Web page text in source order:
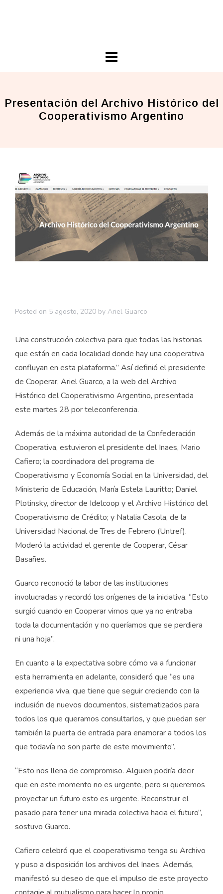
Presentación del Archivo Histórico del
Cooperativismo Argentino
Posted on 5 agosto, 2020 by Ariel Guarco
Una construcción colectiva para que todas las historias
que están en cada localidad donde hay una cooperativa
confluyan en esta plataforma.” Así definió el presidente
de Cooperar, Ariel Guarco, a la web del Archivo
Histórico del Cooperativismo Argentino, presentada
este martes 28 por teleconferencia.
Además de la máxima autoridad de la Confederación
Cooperativa, estuvieron el presidente del Inaes, Mario
Cafiero; la coordinadora del programa de
Cooperativismo y Economía Social en la Universidad, del
Ministerio de Educación, María Estela Lauritto; Daniel
Plotinsky, director de Idelcoop y el Archivo Histórico del
Cooperativismo de Crédito; y Natalia Casola, de la
Universidad Nacional de Tres de Febrero (Untref).
Moderó la actividad el gerente de Cooperar, César
Basañes.
Guarco reconoció la labor de las instituciones
involucradas y recordó los orígenes de la iniciativa. “Esto
surgió cuando en Cooperar vimos que ya no entraba
toda la documentación y no queríamos que se perdiera
ni una hoja”.
En cuanto a la expectativa sobre cómo va a funcionar
esta herramienta en adelante, consideró que “es una
experiencia viva, que tiene que seguir creciendo con la
inclusión de nuevos documentos, sistematizados para
todos los que queramos consultarlos, y que puedan ser
también la puerta de entrada para enamorar a todos los
que todavía no son parte de este movimiento”.
“Esto nos llena de compromiso. Alguien podría decir
que en este momento no es urgente, pero si queremos
proyectar un futuro esto es urgente. Reconstruir el
pasado para tener una mirada colectiva hacia el futuro”,
sostuvo Guarco.
Cafiero celebró que el cooperativismo tenga su Archivo
y puso a disposición los archivos del Inaes. Además,
manifestó su deseo de que el impulso de este proyecto